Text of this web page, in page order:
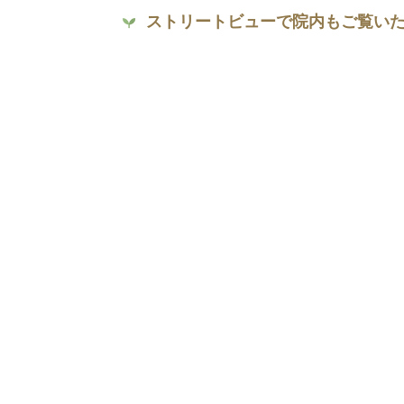
ストリートビューで院内もご覧い